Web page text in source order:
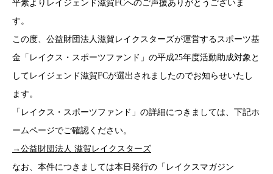
平素よりレイジェンド滋賀FCへのご声援ありがとうございま
す。
この度、公益財団法人滋賀レイクスターズが運営するスポーツ基
金「レイクス・スポーツファンド」の平成25年度活動助成対象と
してレイジェンド滋賀FCが選出されましたのでお知らせいたし
ます。
「レイクス・スポーツファンド」の詳細につきましては、下記ホ
ームページでご確認ください。
→公益財団法人 滋賀レイクスターズ
なお、本件につきましては本日発行の「レイクスマガジン